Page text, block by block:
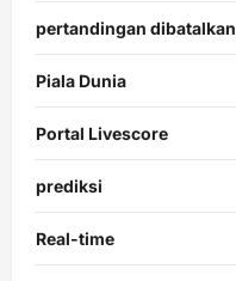
pertandingan dibatalkan
Piala Dunia
Portal Livescore
prediksi
Real-time